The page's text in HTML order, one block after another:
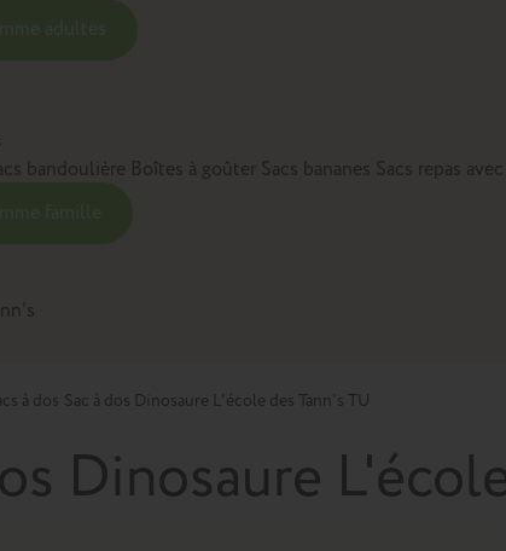
bandoulière Boîtes à goûter Sacs bananes Sacs repas
à dos Sac à dos Dinosaure L'école des Tann's TU
Dinosaure